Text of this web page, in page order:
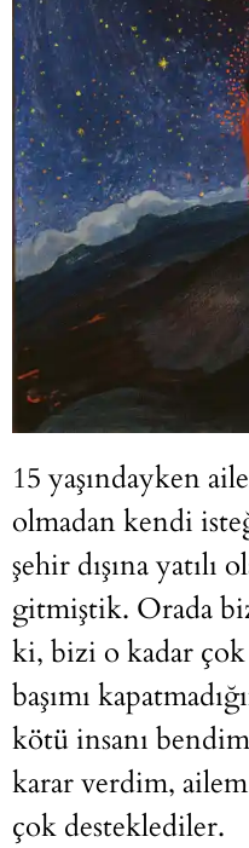
15 yaşındayken
olmadan kendi
şehir dışına yatılı
gitmiştik. Orada
ki, bizi o kadar
başımı
kötü insanı
karar verdim,
çok desteklediler.